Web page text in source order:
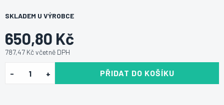
650,80 Kč
787,47 Kč včetně DPH
SKLADEM U VÝROBCE
PŘIDAT DO KOŠÍKU